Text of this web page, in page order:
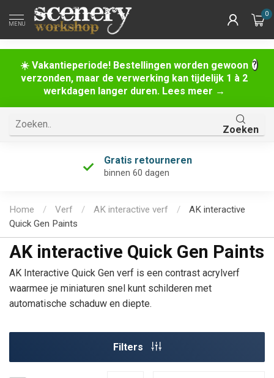
☀️ Vakantieperiode! Bestellingen worden gewoon
verzonden, maar de verwerking kan tijdelijk 1 à 2
werkdagen langer duren. Lees meer →
MENU
0
Zoeken
Uniek assortiment
én de grootste van Nederland!
Home / Verf / AK interactive verf /
AK interactive
Quick Gen Paints
AK interactive Quick Gen Paints
AK Interactive Quick Gen verf is een contrast acrylverf
waarmee je miniaturen snel kunt schilderen met
automatische schaduw en diepte.
Filters